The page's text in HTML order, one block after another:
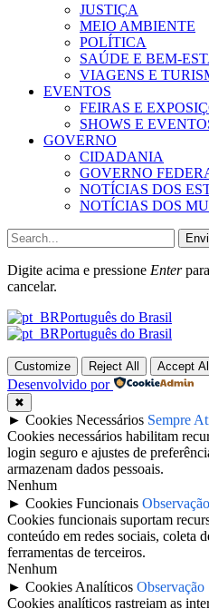
JUSTIÇA
MEIO AMBIENTE
POLÍTICA
SAÚDE E BEM-
VIAGENS E
EVENTOS
FEIRAS E
SHOWS E
GOVERNO
CIDADANIA
GOVERNO
NOTÍCIAS DOS
NOTÍCIAS DOS
Digite acima e pressione Enter
cancelar.
Português do Brasil
Português do Brasil
Customize Reject All Accept
Desenvolvido por
✖
► Cookies Necessários Sempre
Cookies necessários habilitam
login seguro e ajustes de
armazenam dados pessoais.
Nenhum
► Cookies Funcionais Observação
Cookies funcionais suportam
conteúdo em redes sociais, coleta
ferramentas de terceiros.
Nenhum
► Cookies Analíticos Observação
Cookies analíticos rastreiam as